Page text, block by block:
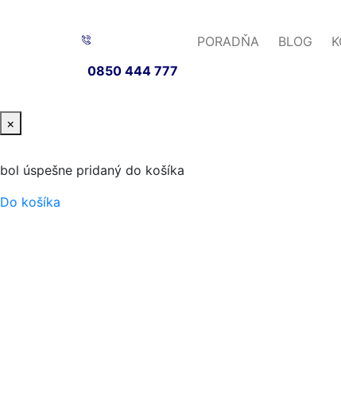
0850 444 777
PORADŇA BLOG
×
bol úspešne pridaný do košíka
Do košíka